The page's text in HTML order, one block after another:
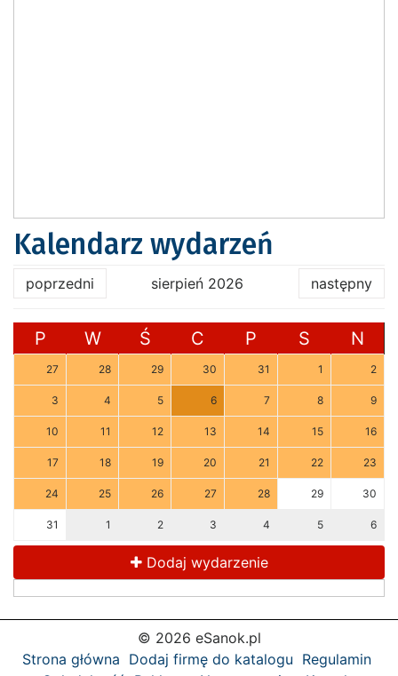
Kalendarz wydarzeń
poprzedni sierpień 2026 następny
P W Ś C P S N
27 28 29 30 31 1 2
3 4 5 6 7 8 9
10 11 12 13 14 15 16
17 18 19 20 21 22 23
24 25 26 27 28 29 30
31 1 2 3 4 5 6
Dodaj wydarzenie
© 2026 eSanok.pl
Strona główna Dodaj firmę do katalogu Regulamin